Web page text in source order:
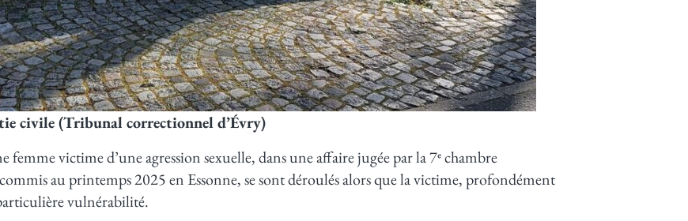
civile (Tribunal correctionnel d’Évry)
victime d’une agression sexuelle, dans une affaire jugée par la 7ᵉ chambre
au printemps 2025 en Essonne, se sont déroulés alors que la victime, profondément
vulnérabilité.